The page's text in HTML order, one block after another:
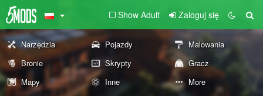
Show Adult Zaloguj się
Narzędzia Pojazdy
Malowania
Bronie
Skrypty
Gracz
Mapy
Inne More